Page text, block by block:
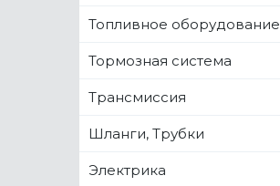
Топливное оборудование
Тормозная система
Трансмиссия
Шланги, Трубки
Электрика